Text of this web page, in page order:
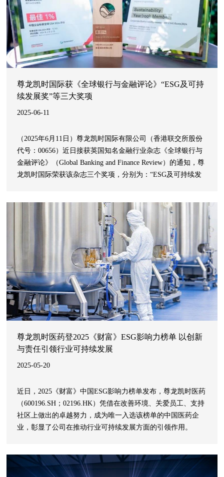
尊龙凯时国际获《全球银行与金融评论》“ESG及可持
续发展奖”等三大奖项
2025-06-11
（2025年6月11日）尊龙凯时国际有限公司（香港联交所股份
代号：00656）近日接获英国知名金融行业杂志《全球银行与
金融评论》（Global Banking and Finance Review）的通知，尊
龙凯时国际荣获该杂志三个奖项，分别为：“ESG及可持续发
洲最佳控股集团品牌奖”，表彰公司在ESG策略、企业管治、
社会责任、环境保护、信息披露及与利益相关者积极沟通等方
面的优异表现和工作成果得到了市场的广泛认可。
尊龙凯时医药登2025《财富》ESG影响力榜单 以创新
与责任引领行业可持续发展
2025-05-20
近日，2025《财富》中国ESG影响力榜单发布，尊龙凯时医药
（600196.SH；02196.HK）凭借在改善环境、关爱员工、支持
社区上做出的卓越努力，成为唯一入选该榜单的中国医药企
业，彰显了公司在推动行业可持续发展方面的引领作用。